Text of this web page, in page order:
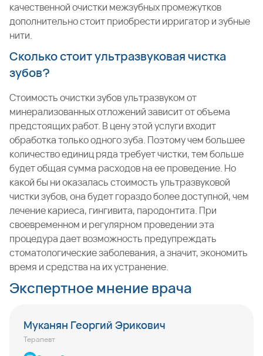
качественной очистки межзубных промежутков
дополнительно стоит приобрести ирригатор и зубные
нити.
Сколько стоит ультразвуковая чистка
зубов?
Стоимость очистки зубов ультразвуком от
минерализованных отложений зависит от объема
предстоящих работ. В цену этой услуги входит
обработка только одного зуба. Поэтому чем большее
количество единиц ряда требует чистки, тем больше
будет общая сумма расходов на ее проведение. Но
какой бы ни оказалась стоимость ультразвуковой
чистки зубов, она будет гораздо более доступной, чем
лечение кариеса, гингивита, пародонтита. При
своевременном и регулярном проведении эта
процедура дает возможность предупреждать
стоматологические заболевания, а значит, экономить
время и средства на их устранение.
Экспертное мнение врача
Муканян Георгий Эрикович
Терапевт